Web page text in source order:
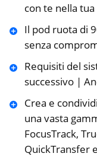
con te nella
Il pod ruota di
senza
Requisiti del
successivo |
Crea e
una vasta
FocusTrack,
QuickTransfer